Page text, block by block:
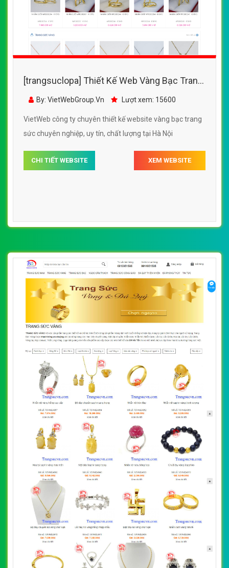
[trangsuclopa] Thiết Kế Web Vàng Bạc Trang
Sức Calista đẹp, chuyên nghiệp chuẩn SEO
By: VietWebGroup.Vn Lượt xem: 15600
VietWeb công ty chuyên thiết kế website vàng bạc trang
sức chuyên nghiệp, uy tín, chất lượng tại Hà Nội
CHI TIẾT WEBSITE XEM WEBSITE